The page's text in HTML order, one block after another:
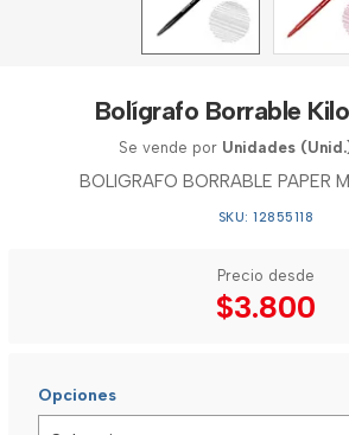
Bolígrafo Borrable
Se vende por Unidades
BOLIGRAFO BORRABLE PAPER
SKU: 12855118
Precio desde
$3.800
Opciones